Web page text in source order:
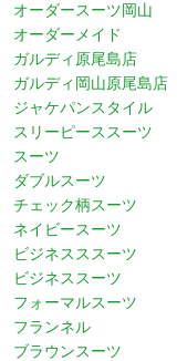
オーダースーツ岡山
オーダーメイド
ガルディ原尾島店
ガルディ岡山原尾島店
ジャケパンスタイル
スリーピーススーツ
スーツ
ダブルスーツ
チェック柄スーツ
ネイビースーツ
ビジネスススーツ
ビジネススーツ
フォーマルスーツ
フランネル
ブラウンスーツ